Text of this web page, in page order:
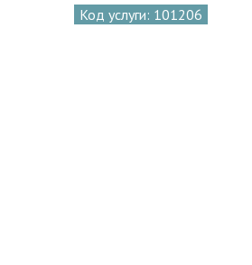
Код услуги: 101206